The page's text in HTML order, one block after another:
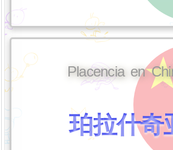
Placencia en
珀拉什奇